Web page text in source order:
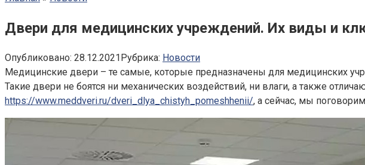
Двери для медицинских учреждений. Их виды и
Опубликовано: 28.12.2021Рубрика: Новости
Медицинские двери – те самые, которые предназначены для медицинских
Такие двери не боятся ни механических воздействий, ни влаги, а также
https://www.meddveri.ru/dveri_dlya_chistyh_pomeshhenii/, а сейчас, мы